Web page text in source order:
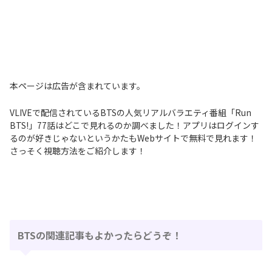
本ページは広告が含まれています。
VLIVEで配信されているBTSの人気リアルバラエティ番組「Run
BTS!」77話はどこで見れるのか調べました！アプリはログインす
るのが好きじゃないというかたもWebサイトで無料で見れます！
さっそく視聴方法をご紹介します！
BTSの関連記事もよかったらどうぞ！